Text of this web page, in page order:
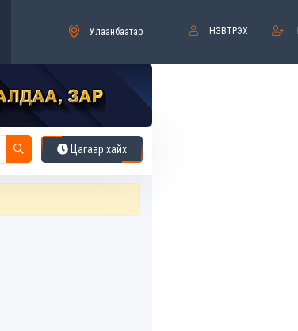
НЭВТРЭХ
Улаанбаатар
Цагаар хайх